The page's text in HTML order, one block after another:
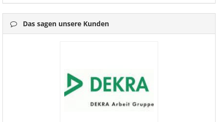
Das sagen unsere Kunden